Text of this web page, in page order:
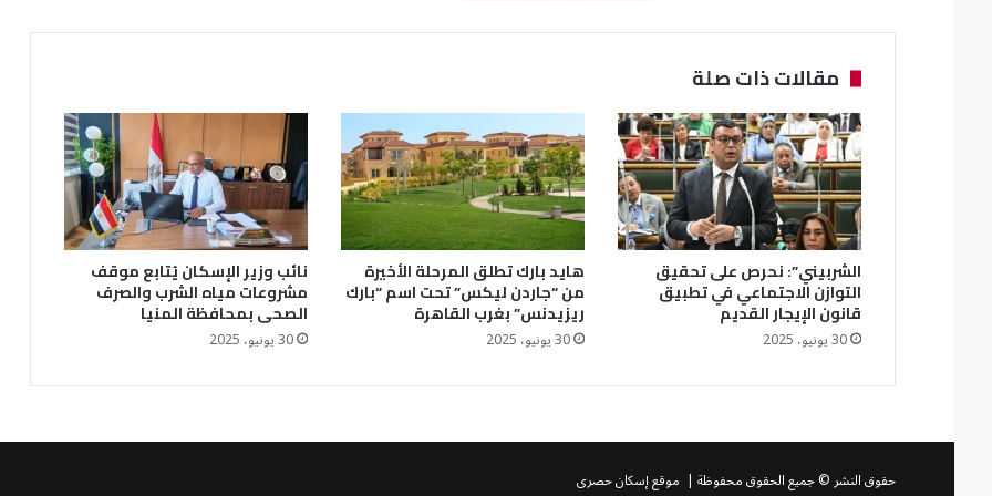
مقالات ذات صلة
الشربيني”: نحرص على تحقيق
التوازن الاجتماعي في تطبيق
قانون الإيجار القديم
30 يونيو، 2025
هايد بارك تطلق المرحلة الأخيرة
من “جاردن ليكس” تحت اسم “بارك
ريزيدنس” بغرب القاهرة
30 يونيو، 2025
نائب وزير الإسكان يُتابع موقف
مشروعات مياه الشرب والصرف
الصحى بمحافظة المنيا
30 يونيو، 2025
حقوق النشر © جميع الحقوق محفوظة | موقع إسكان حصرى